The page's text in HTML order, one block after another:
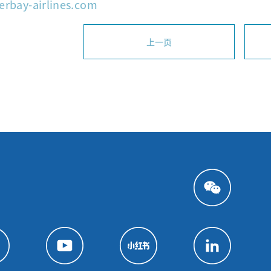
airlines.com
上一页